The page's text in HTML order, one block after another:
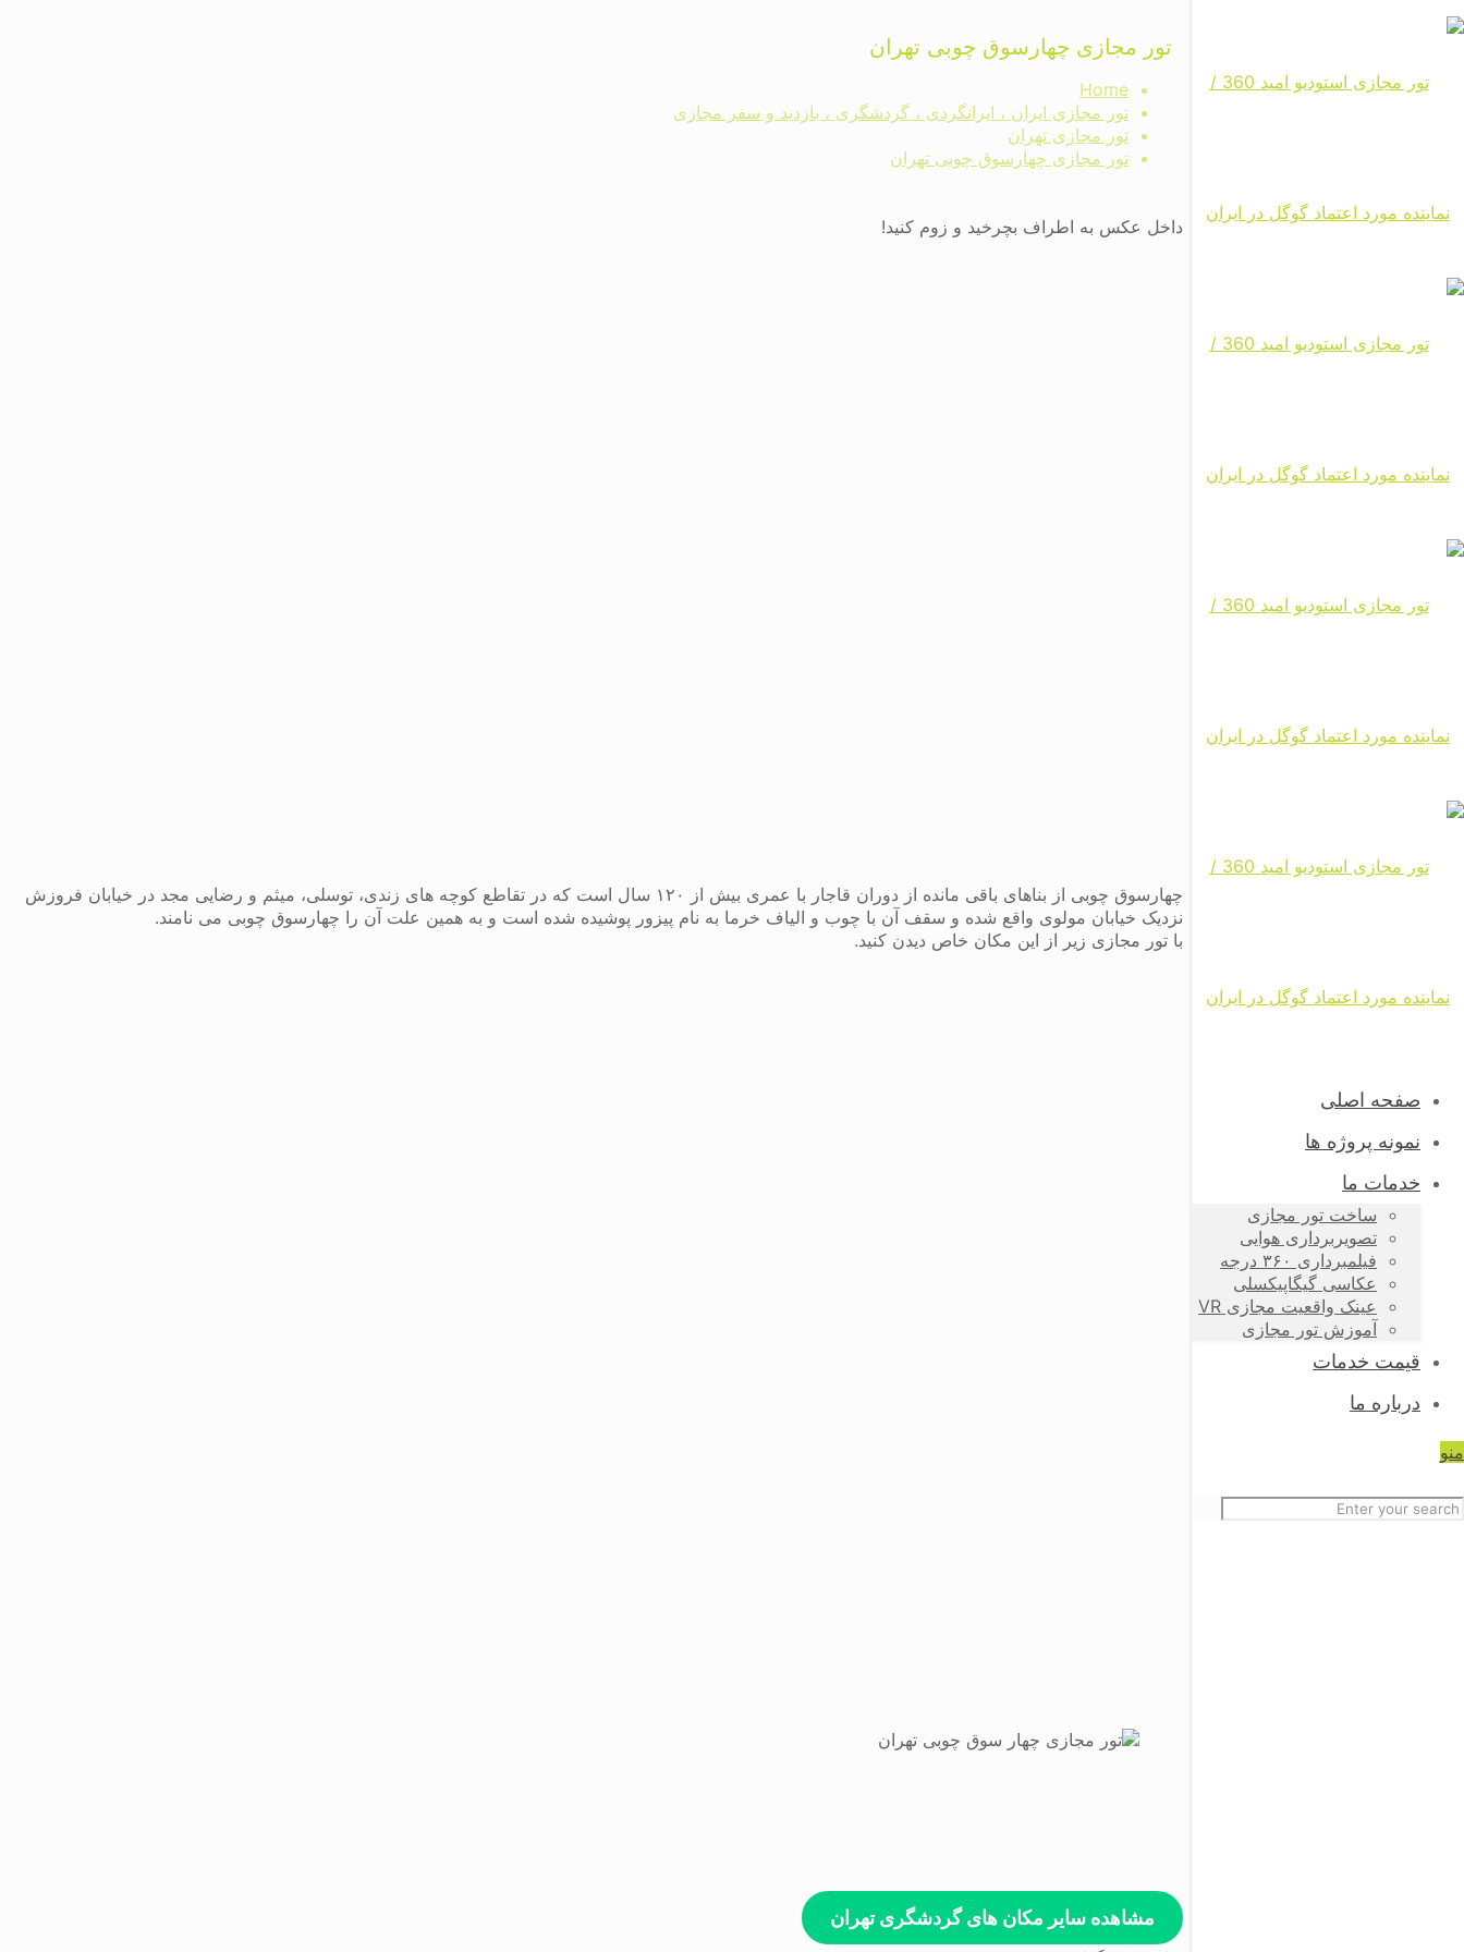
صفحه اصلی
نمونه پروژه ها
خدمات ما
ساخت تور مجازی
تصویربرداری هوایی
فیلمبرداری ۳۶۰ درجه
عکاسی گیگاپیکسلی
عینک واقعیت مجازی VR
آموزش تور مجازی
قیمت خدمات
درباره ما
منو
تور مجازی چهارسوق چوبی تهران
Home
تور مجازی ایران ، ایرانگردی ، گردشگری ، بازدید و سفر مجازی
تور مجازی تهران
تور مجازی چهارسوق چوبی تهران
داخل عکس به اطراف بچرخید و زوم کنید!
چهارسوق چوبی از بناهای باقی مانده از دوران قاجار با عمری بیش از ۱۲۰ سال است که در تقاطع کوچه های زندی، توسلی، میثم و رضایی مجد در خیابان فروزش
نزدیک خیابان مولوی واقع شده و سقف آن با چوب و الیاف خرما به نام پیزور پوشیده شده است و به همین علت آن را چهارسوق چوبی می نامند.
با تور مجازی زیر از این مکان خاص دیدن کنید.
مشاهده سایر مکان های گردشگری تهران